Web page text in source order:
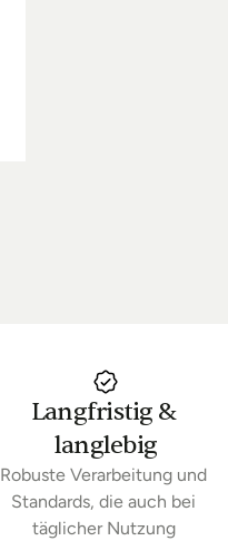
Langfristig &
langlebig
Robuste Verarbeitung und
Standards, die auch bei
täglicher Nutzung